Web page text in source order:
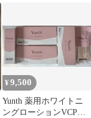
¥9,500
Yunth 薬用ホワイトニ
ングローションVCP